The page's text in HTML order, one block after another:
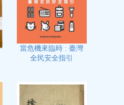
當危機來臨時 : 臺灣
全民安全指引